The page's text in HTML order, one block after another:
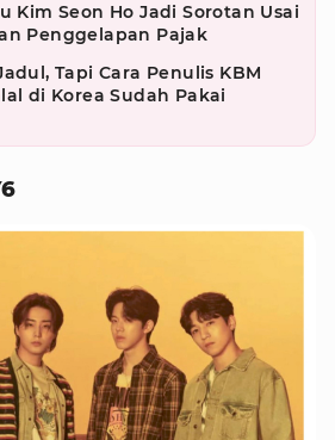
Kim Seon Ho Jadi Sorotan Usai
Penggelapan Pajak
Tapi Cara Penulis KBM
di Korea Sudah Pakai